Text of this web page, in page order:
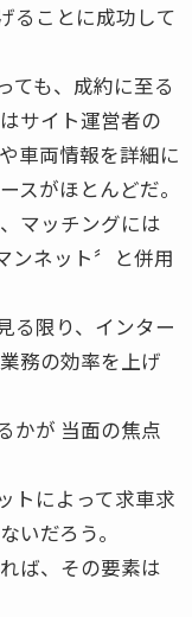
ることに成功して
ても、成約に至る
サイト運営者の
車両情報を詳細に
スがほとんどだ。
マッチングには
ンネット〞と併用
る限り、インター
務の効率を上げ
かが 当面の焦点
トによって求車求
いだろう。
ば、その要素は